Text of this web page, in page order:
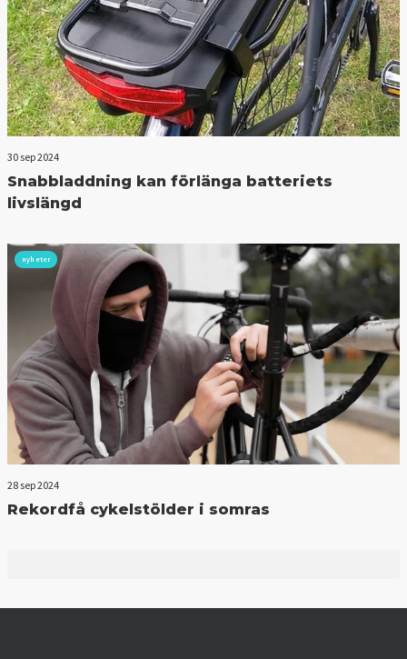
30 sep 2024
Snabbladdning kan förlänga batteriets
livslängd
nyheter
28 sep 2024
Rekordfå cykelstölder i somras